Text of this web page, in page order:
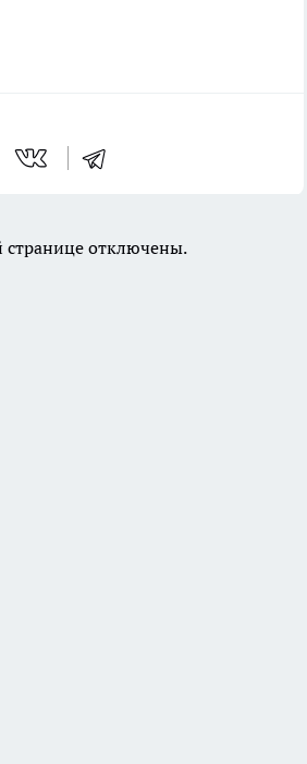
отключены.